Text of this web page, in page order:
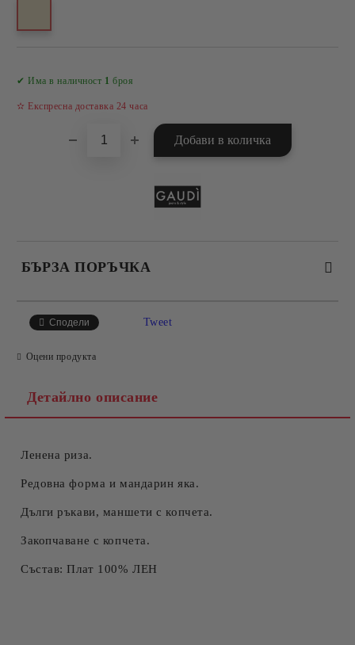
✔ Има в наличност 1 броя
✫ Експресна доставка 24 часа
БЪРЗА ПОРЪЧКА
Съгласен съм с
Ние ще се свържем с вас в рамките на работния ден.
Сподели Tweet
Оцени продукта
Детайлно описание
Ленена риза.
Редовна форма и мандарин яка.
Дълги ръкави, маншети с копчета.
Закопчаване с копчета.
Състав: Плат 100% ЛЕН